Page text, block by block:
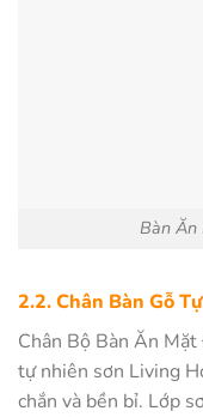
Bàn Ăn
2.2. Chân Bàn Gỗ
Chân Bộ Bàn Ăn
tự nhiên sơn Living
chắn và bền bỉ. Lớp